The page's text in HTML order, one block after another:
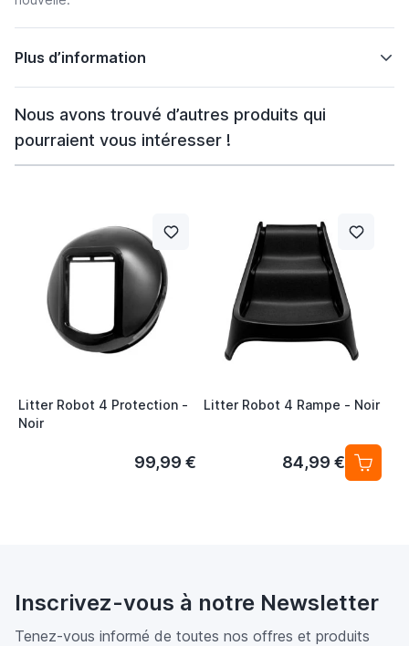
Plus d’information
Nous avons trouvé d’autres produits qui
pourraient vous intéresser !
Litter Robot 4 Protection -
Noir
99,99 €
Litter Robot 4 Rampe - Noir
84,99 €
Inscrivez-vous à notre Newsletter
Tenez-vous informé de toutes nos offres et produits